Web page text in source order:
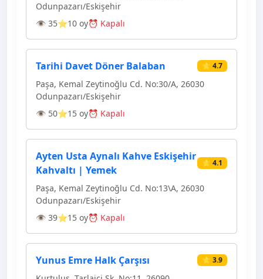
Odunpazarı/Eskişehir
👁 35⭐10 oy⏰ Kapalı
Tarihi Davet Döner Balaban ⭐ 4.7
Paşa, Kemal Zeytinoğlu Cd. No:30/A, 26030
Odunpazarı/Eskişehir
👁 50⭐15 oy⏰ Kapalı
Ayten Usta Aynalı Kahve Eskişehir
Kahvaltı | Yemek
⭐ 4.1
Paşa, Kemal Zeytinoğlu Cd. No:13\A, 26030
Odunpazarı/Eskişehir
👁 39⭐15 oy⏰ Kapalı
Yunus Emre Halk Çarşısı ⭐ 3.9